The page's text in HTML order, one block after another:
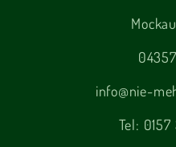
info@nie-
Tel: 0157